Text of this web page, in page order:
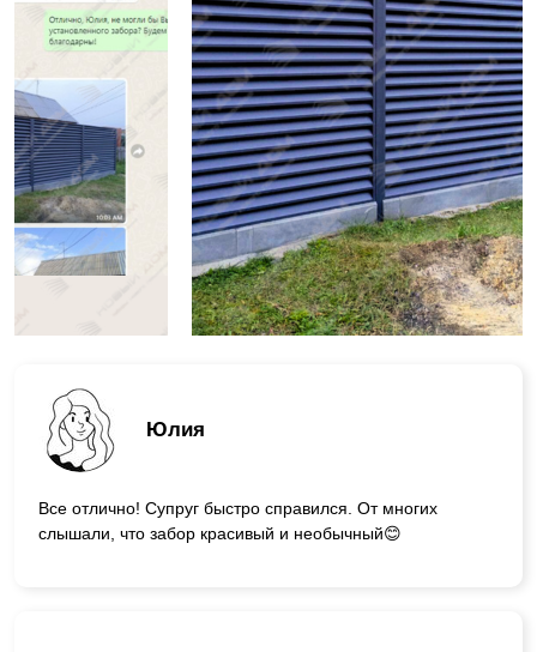
Юлия
Все отлично! Супруг быстро справился. От многих
слышали, что забор красивый и необычный😊